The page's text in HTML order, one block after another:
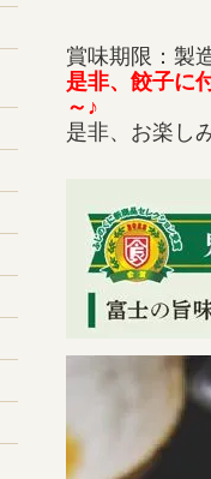
賞味期限：製
是非、餃子に
～♪
是非、お楽し